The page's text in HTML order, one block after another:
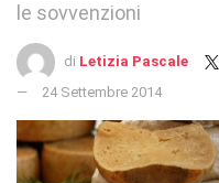
le sovvenzioni
di Letizia Pascale
24 Settembre 2014